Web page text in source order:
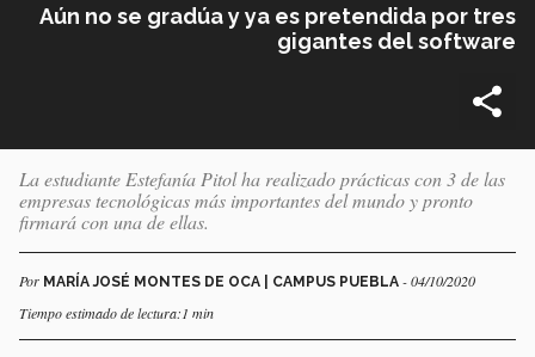
Aún no se gradúa y ya es pretendida por tres
gigantes del software
La estudiante Estefanía Pitol ha realizado prácticas con 3 de las
empresas tecnológicas más importantes del mundo y pronto
firmará con una de ellas.
Por MARÍA JOSÉ MONTES DE OCA | CAMPUS PUEBLA - 04/10/2020
Tiempo estimado de lectura:1 min